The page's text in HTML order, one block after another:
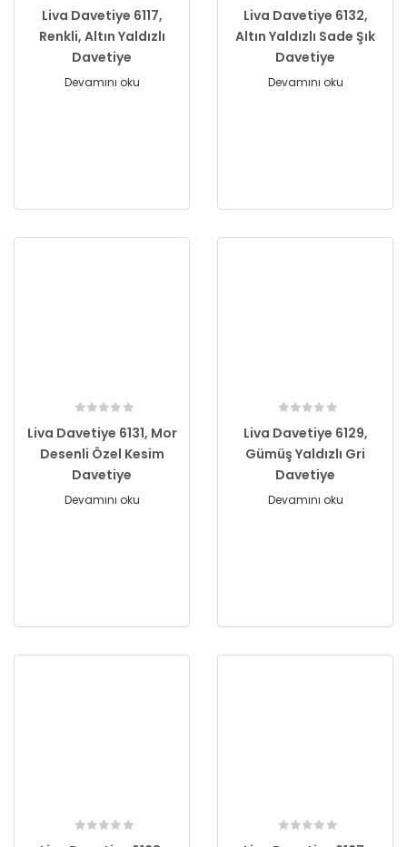
Liva Davetiye 6117,
Renkli, Altın Yaldızlı
Davetiye
Devamını oku
Liva Davetiye 6132,
Altın Yaldızlı Sade Şık
Davetiye
Devamını oku
Liva Davetiye 6131, Mor
Desenli Özel Kesim
Davetiye
Devamını oku
Liva Davetiye 6129,
Gümüş Yaldızlı Gri
Davetiye
Devamını oku